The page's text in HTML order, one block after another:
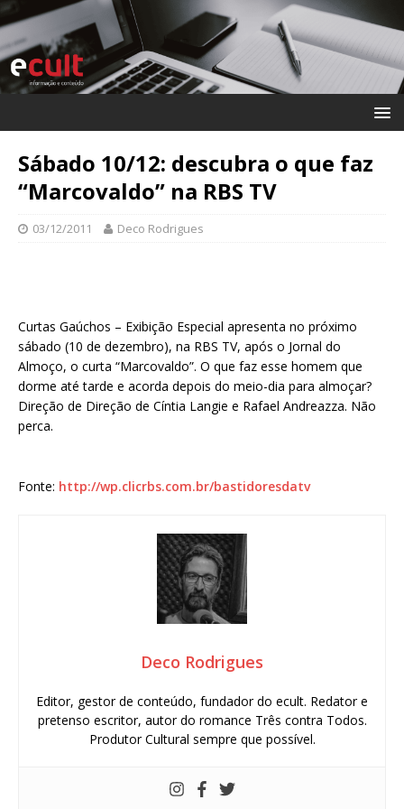
Sábado 10/12: descubra o que faz
“Marcovaldo” na RBS TV
03/12/2011 Deco Rodrigues
Curtas Gaúchos – Exibição Especial apresenta no próximo
sábado (10 de dezembro), na RBS TV, após o Jornal do
Almoço, o curta “Marcovaldo”. O que faz esse homem que
dorme até tarde e acorda depois do meio-dia para almoçar?
Direção de Direção de Cíntia Langie e Rafael Andreazza. Não
perca.
Fonte: http://wp.clicrbs.com.br/bastidoresdatv
Deco Rodrigues
Editor, gestor de conteúdo, fundador do ecult. Redator e
pretenso escritor, autor do romance Três contra Todos.
Produtor Cultural sempre que possível.